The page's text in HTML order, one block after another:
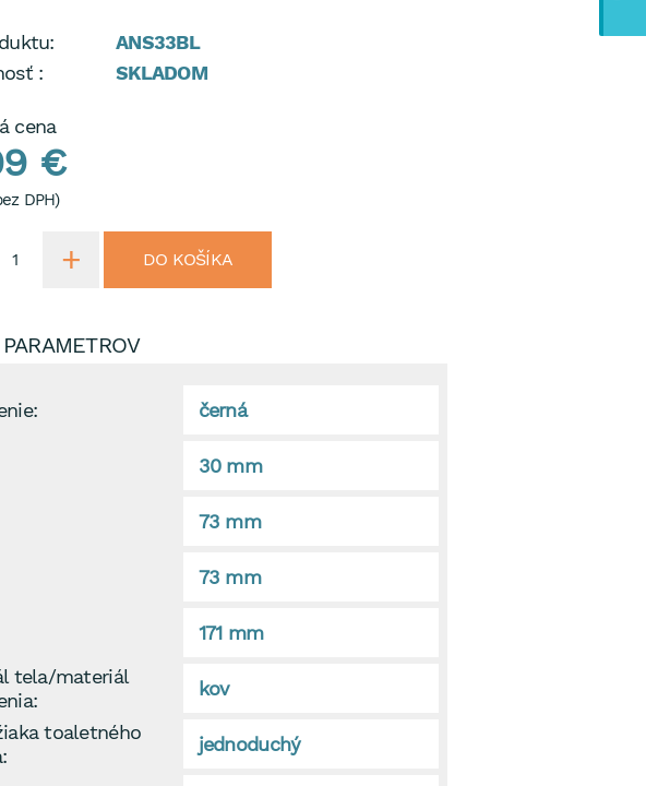
ANS33BL
:
SKLADOM
cena
€
DPH)
DO KOŠÍKA
černá
30 mm
73 mm
73 mm
171 mm
tela/materiál
kov
toaletného
jednoduchý